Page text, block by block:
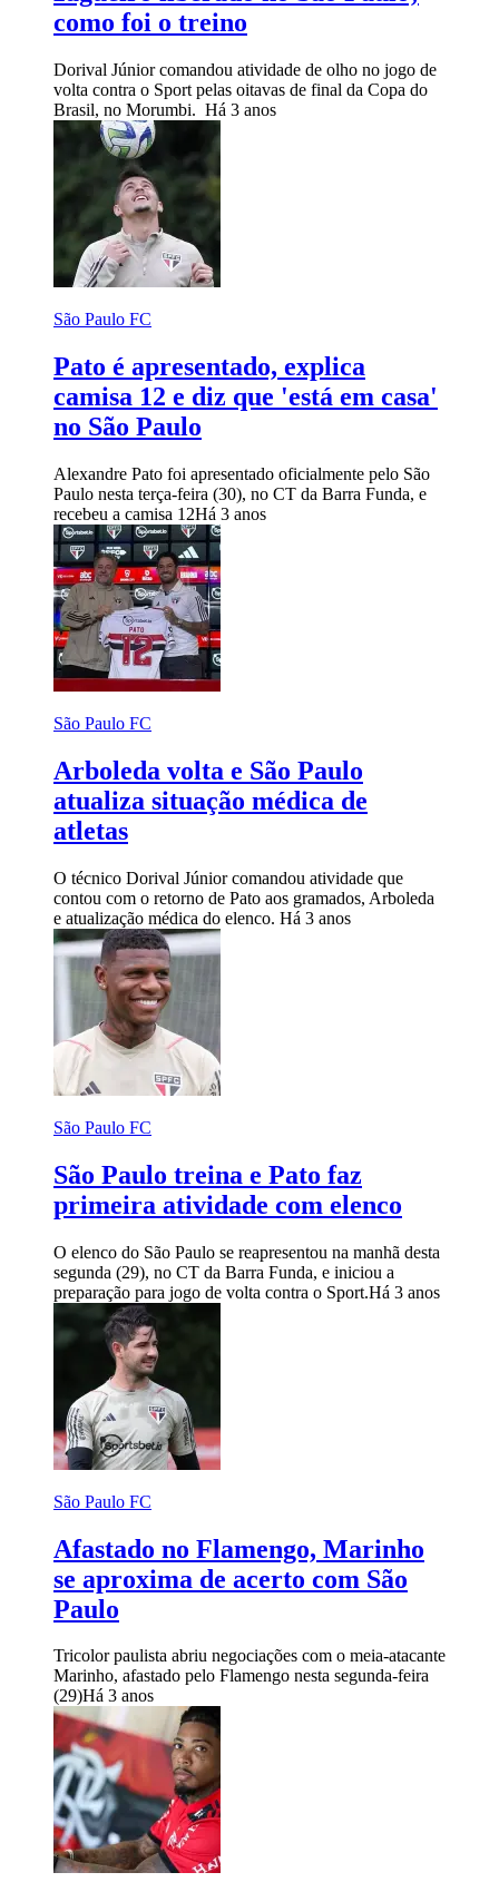
como foi o treino
Dorival Júnior comandou atividade de olho no jogo de
volta contra o Sport pelas oitavas de final da Copa do
Brasil, no Morumbi. Há 3 anos
São Paulo FC
Pato é apresentado, explica
camisa 12 e diz que 'está em casa'
no São Paulo
Alexandre Pato foi apresentado oficialmente pelo São
Paulo nesta terça-feira (30), no CT da Barra Funda, e
recebeu a camisa 12Há 3 anos
São Paulo FC
Arboleda volta e São Paulo
atualiza situação médica de
atletas
O técnico Dorival Júnior comandou atividade que
contou com o retorno de Pato aos gramados, Arboleda
e atualização médica do elenco. Há 3 anos
São Paulo FC
São Paulo treina e Pato faz
primeira atividade com elenco
O elenco do São Paulo se reapresentou na manhã desta
segunda (29), no CT da Barra Funda, e iniciou a
preparação para jogo de volta contra o Sport.Há 3 anos
São Paulo FC
Afastado no Flamengo, Marinho
se aproxima de acerto com São
Paulo
Tricolor paulista abriu negociações com o meia-atacante
Marinho, afastado pelo Flamengo nesta segunda-feira
(29)Há 3 anos